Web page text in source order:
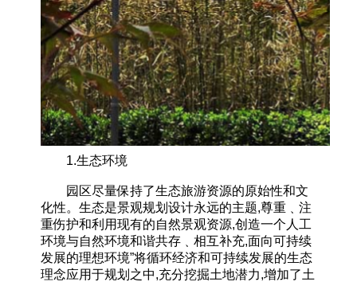
1.生态环境
园区尽量保持了生态旅游资源的原始性和文
化性。生态是景观规划设计永远的主题,尊重﹑注
重伤护和利用现有的自然景观资源,创造一个人工
环境与自然环境和谐共存﹑相互补充,面向可持续
发展的理想环境”将循环经济和可持续发展的生态
理念应用于规划之中,充分挖掘土地潜力,增加了土